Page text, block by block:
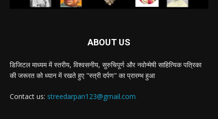
ABOUT US
डिजिटल माध्यम में स्तरीय, विश्वसनीय, सुरुचिपूर्ण और नवोन्मेषी साहित्यिक पत्रिका
की जरूरत को ध्यान में रखते हुए "स्त्री दर्पण" का प्रारम्भ हुआ
Contact us: streedarpan123@gmail.com